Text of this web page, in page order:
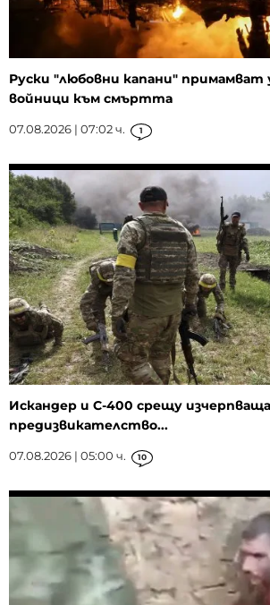
Руски "любовни капани" примамват
войници към смъртта
07.08.2026 | 07:02 ч. 1
Искандер и С-400 срещу
предизвикателство...
07.08.2026 | 05:00 ч. 10